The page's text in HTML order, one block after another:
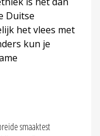
Duitse
het vlees met
kun je
smaaktest